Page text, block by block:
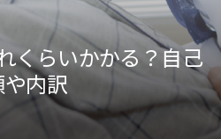
くらいかかる？自己
内訳